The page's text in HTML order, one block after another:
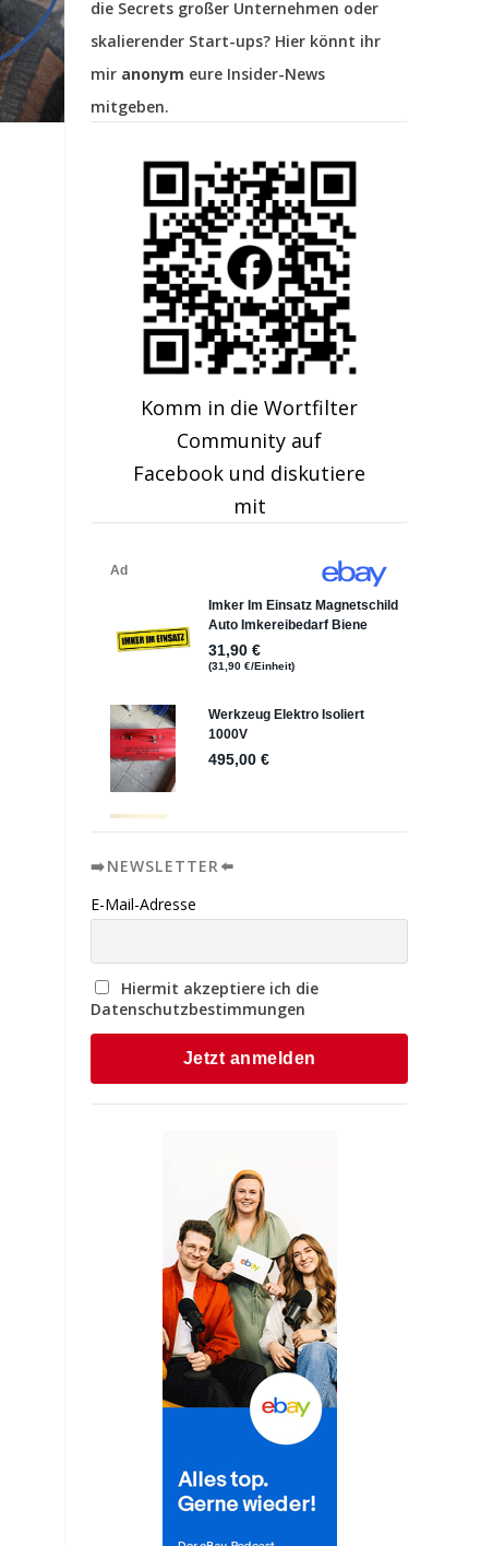
die Secrets großer Unternehmen oder
skalierender Start-ups? Hier könnt ihr
mir anonym eure Insider-News
mitgeben.
Komm in die Wortfilter
Community auf
Facebook und diskutiere
mit
➡️NEWSLETTER⬅️
E-Mail-Adresse
Hiermit akzeptiere ich die
Datenschutzbestimmungen